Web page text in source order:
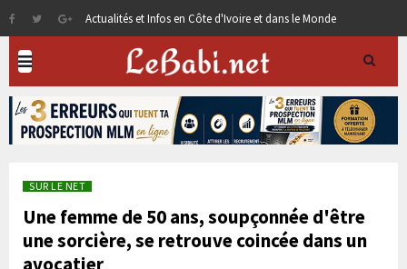
Actualités et Infos en Côte d'Ivoire et dans le Monde
SUR LE NET
Une femme de 50 ans, soupçonnée d'être
une sorcière, se retrouve coincée dans un
avocatier